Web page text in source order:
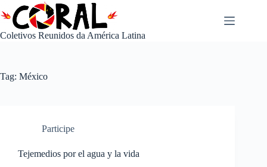
para
conteúdo
Coletivos Reunidos da América Latina
Tag: México
Participe
Tejemedios por el agua y la vida